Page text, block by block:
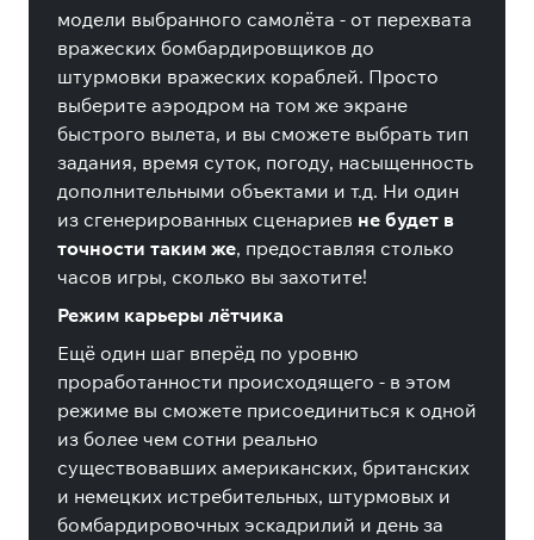
модели выбранного самолёта - от перехвата
вражеских бомбардировщиков до
штурмовки вражеских кораблей. Просто
выберите аэродром на том же экране
быстрого вылета, и вы сможете выбрать тип
задания, время суток, погоду, насыщенность
дополнительными объектами и т.д. Ни один
из сгенерированных сценариев не будет в
точности таким же, предоставляя столько
часов игры, сколько вы захотите!
Режим карьеры лётчика
Ещё один шаг вперёд по уровню
проработанности происходящего - в этом
режиме вы сможете присоединиться к одной
из более чем сотни реально
существовавших американских, британских
и немецких истребительных, штурмовых и
бомбардировочных эскадрилий и день за